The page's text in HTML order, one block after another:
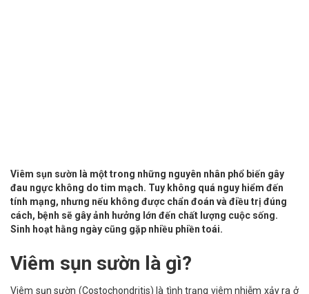
Viêm sụn sườn là một trong những nguyên nhân phổ biến gây
đau ngực không do tim mạch. Tuy không quá nguy hiểm đến
tính mạng, nhưng nếu không được chẩn đoán và điều trị đúng
cách, bệnh sẽ gây ảnh hưởng lớn đến chất lượng cuộc sống.
Sinh hoạt hằng ngày cũng gặp nhiều phiền toái.
Viêm sụn sườn là gì?
Viêm sụn sườn (Costochondritis) là tình trạng viêm nhiễm xảy ra ở